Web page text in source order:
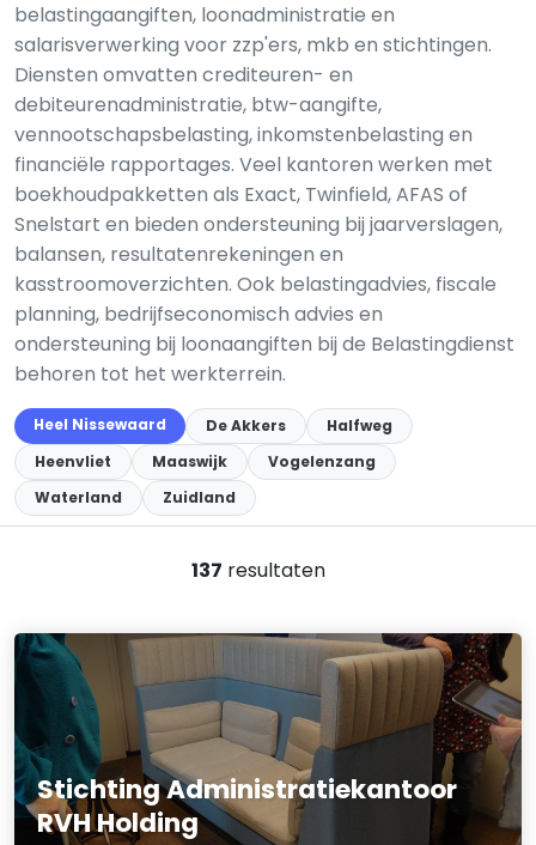
belastingaangiften, loonadministratie en
salarisverwerking voor zzp'ers, mkb en stichtingen.
Diensten omvatten crediteuren- en
debiteurenadministratie, btw-aangifte,
vennootschapsbelasting, inkomstenbelasting en
financiële rapportages. Veel kantoren werken met
boekhoudpakketten als Exact, Twinfield, AFAS of
Snelstart en bieden ondersteuning bij jaarverslagen,
balansen, resultatenrekeningen en
kasstroomoverzichten. Ook belastingadvies, fiscale
planning, bedrijfseconomisch advies en
ondersteuning bij loonaangiften bij de Belastingdienst
behoren tot het werkterrein.
Heel Nissewaard De Akkers
Halfweg
Heenvliet
Maaswijk
Vogelenzang
Waterland
Zuidland
137 resultaten
Stichting Administratiekantoor
RVH Holding